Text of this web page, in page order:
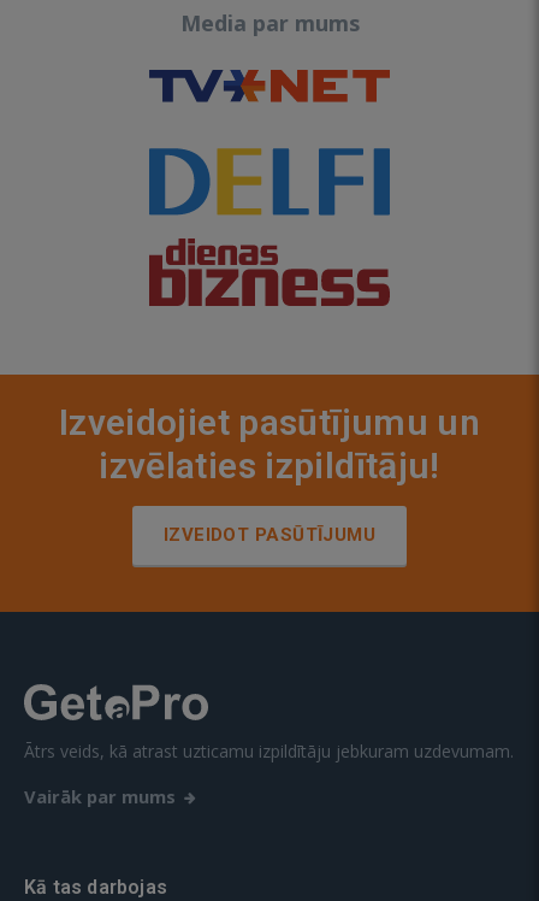
Media par mums
Izveidojiet pasūtījumu un
izvēlaties izpildītāju!
IZVEIDOT PASŪTĪJUMU
Ātrs veids, kā atrast uzticamu izpildītāju jebkuram uzdevumam.
Vairāk par mums
Kā tas darbojas